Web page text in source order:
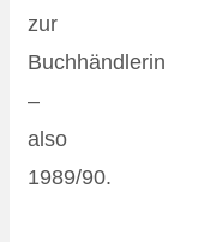
zur
Buchhändlerin
–
also
1989/90.